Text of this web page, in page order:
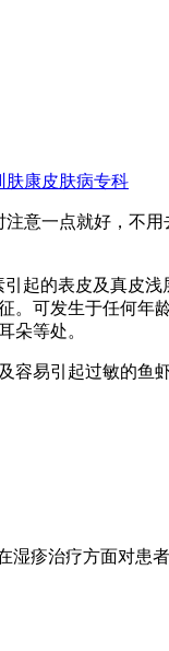
肤康皮肤病专科
意一点就好，不
的表皮及真皮
可发生于任何
朵等处。
易引起过敏的
疹治疗方面对